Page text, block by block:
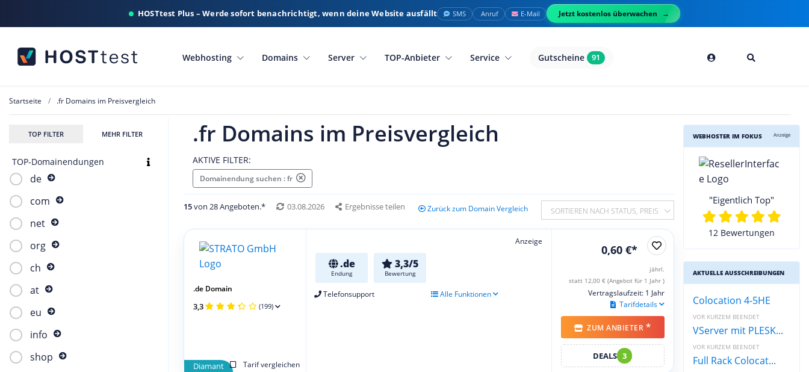
HOSTtest Plus – Werde sofort benachrichtigt, wenn deine Website ausfällt SMS Anruf E-Mail Jetzt kostenlos überwachen
Webhosting Domains Server TOP-Anbieter Service Gutscheine 91
Startseite .fr Domains im Preisvergleich
TOP FILTER MEHR FILTER
TOP-Domainendungen
de
com
net
org
ch
at
eu
info
shop
.fr Domains im Preisvergleich
AKTIVE FILTER:
Domainendung suchen : fr
15von 28 Angeboten.* 03.08.2026 Ergebnisse teilen Zurück zum Domain Vergleich SORTIEREN NACH STATUS, PREIS
Anzeige
.de
Endung
3,3/5
Bewertung
Telefonsupport Alle Funktionen
Diamant Tarif vergleichen
.de Domain
3,3 (199)
0,60 €*
jährl.
statt 12,00 € (Angebot für 1 Jahr )
Vertragslaufzeit: 1 Jahr
Tarifdetails
ZUM ANBIETER *
DEALS 3
WEBHOSTER IM FOKUS Anzeige
"Eigentlich Top"
12 Bewertungen
AKTUELLE AUSSCHREIBUNGEN
Colocation 4-5HE
VOR KURZEM BEENDET
VServer mit PLESK...
VOR KURZEM BEENDET
Full Rack Colocat...